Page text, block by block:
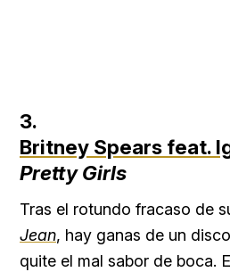
3.
Britney Spears feat.
Pretty Girls
Tras el rotundo fracaso de
Jean, hay ganas de un
quite el mal sabor de boca.